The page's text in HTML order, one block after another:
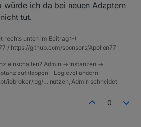
würde ich da bei neuen Adaptern
tut.
rechts unten im Beitrag :-)
/ https://github.com/sponsors/Apollon77
einschalten? Admin -> Instanzen ->
aufklappen - Loglevel ändern
iobroker/log/… nutzen, Admin schneidet
0